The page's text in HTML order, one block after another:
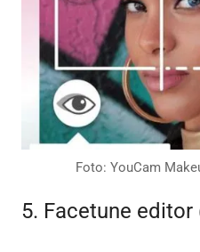
Foto: YouCam
5. Facetune editor